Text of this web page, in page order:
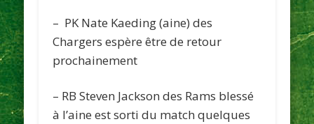
– PK Nate Kaeding (aine) des
Chargersespère être de retour
prochainement
– RB Steven Jackson des Rams blessé
à l’aine est sorti du match quelques